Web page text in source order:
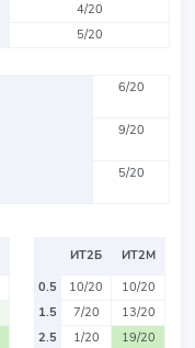
4/20
5/20
6/20
9/20
5/20
ИТ2Б
ИТ2М
0.5
10/20
10/20
1.5
7/20
13/20
2.5
1/20
19/20